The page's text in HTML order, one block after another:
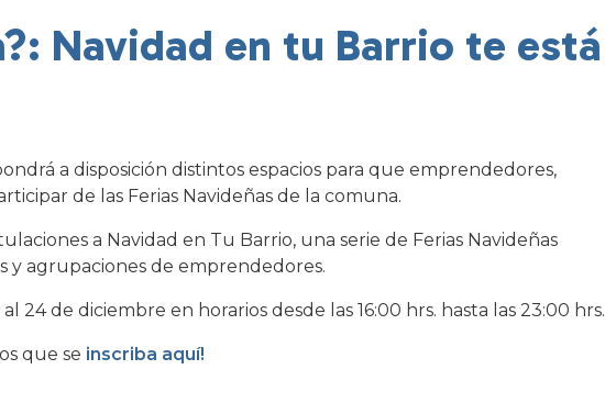
Navidad en tu Barrio te está
a disposición distintos espacios para que emprendedores,
de las Ferias Navideñas de la comuna.
a Navidad en Tu Barrio, una serie de Ferias Navideñas
y agrupaciones de emprendedores.
24 de diciembre en horarios desde las 16:00 hrs. hasta las 23:00 hrs.
que se inscriba aquí!